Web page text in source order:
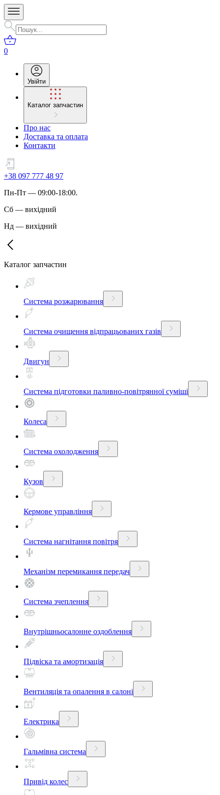
0
Увійти
Каталог запчастин
Про нас
Доставка та оплата
Контакти
+38 097 777 48 97
Пн-Пт — 09:00-18:00.
Сб — вихідний
Нд — вихідний
Каталог запчастин
Система розжарювання
Система очищення відпрацьованих газів
Двигун
Система підготовки паливно-повітрянної суміші
Колеса
Система охолодження
Кузов
Кермове управління
Система нагнітання повітря
Механізм перемикання передач
Система зчеплення
Внутрішньосалонне оздоблення
Підвіска та амортизація
Вентиляція та опалення в салоні
Електрика
Гальмівна система
Привід колес